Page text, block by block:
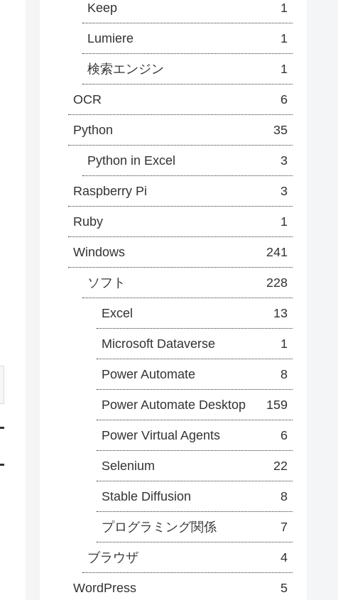
Keep 1
Lumiere 1
検索エンジン 1
OCR 6
Python 35
Python in Excel 3
Raspberry Pi 3
Ruby 1
Windows 241
ソフト 228
Excel 13
Microsoft Dataverse 1
Power Automate 8
Power Automate Desktop 159
Power Virtual Agents 6
Selenium 22
Stable Diffusion 8
プログラミング関係 7
ブラウザ 4
WordPress 5